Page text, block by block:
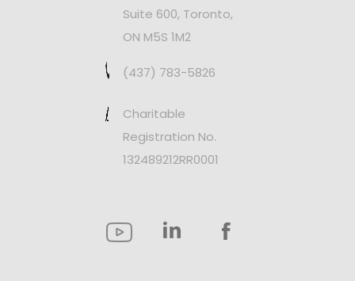
Suite 600, Toronto,
ON M5S 1M2
(437) 783-5826
Charitable
Registration No.
132489212RR0001